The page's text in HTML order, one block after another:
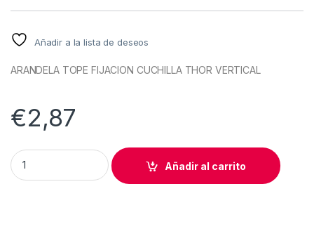
Añadir a la lista de deseos
ARANDELA TOPE FIJACION CUCHILLA THOR VERTICAL
€2,87
ARANDELA TOPE FIJACION CUCHILLA THOR VERTICAL
Añadir al carrito